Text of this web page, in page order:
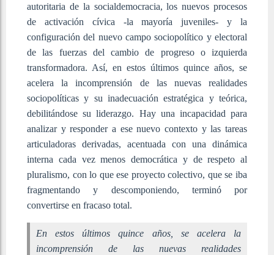
autoritaria de la socialdemocracia, los nuevos procesos
de activación cívica -la mayoría juveniles- y la
configuración del nuevo campo sociopolítico y electoral
de las fuerzas del cambio de progreso o izquierda
transformadora. Así, en estos últimos quince años, se
acelera la incomprensión de las nuevas realidades
sociopolíticas y su inadecuación estratégica y teórica,
debilitándose su liderazgo. Hay una incapacidad para
analizar y responder a ese nuevo contexto y las tareas
articuladoras derivadas, acentuada con una dinámica
interna cada vez menos democrática y de respeto al
pluralismo, con lo que ese proyecto colectivo, que se iba
fragmentando y descomponiendo, terminó por
convertirse en fracaso total.
En estos últimos quince años, se acelera la
incomprensión de las nuevas realidades